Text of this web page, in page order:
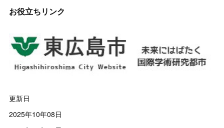
お役立ちリンク
更新日
2025年10年08日